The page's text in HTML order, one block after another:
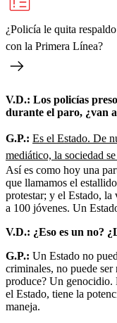
¿Policía le quita
con la Primera Línea?
V.D.: Los policías
durante el paro, ¿van
G.P.: Es el Estado. De
mediático, la sociedad
Así es como hoy una
que llamamos el
protestar; y el Estado,
a 100 jóvenes. Un
V.D.: ¿Eso es un no?
G.P.: Un Estado no
criminales, no puede
produce? Un genocidio.
el Estado, tiene la
maneja.